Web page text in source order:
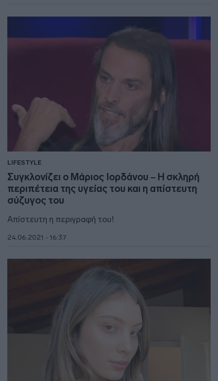
LIFESTYLE
Συγκλονίζει ο Μάριος Ιορδάνου – Η σκληρή
περιπέτεια της υγείας του και η απίστευτη
σύζυγος του
Απίστευτη η περιγραφή του!
24.06.2021 - 16:37